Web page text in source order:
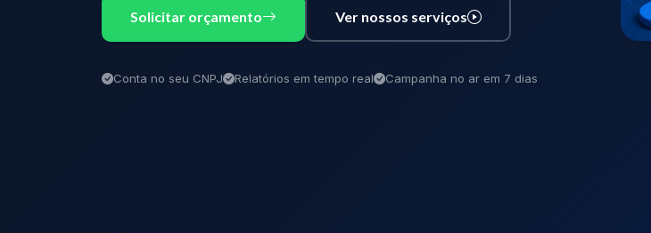
Solicitar orçamento Ver nossos serviços
Conta no seu CNPJ Relatórios em tempo real Campanha no ar em 7 dias